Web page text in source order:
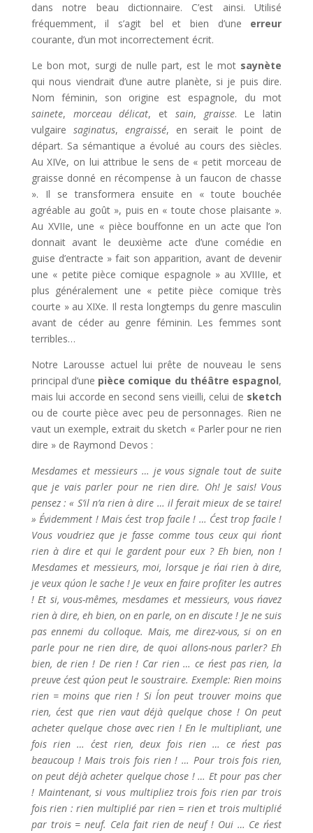
dans notre beau dictionnaire. C’est ainsi. Utilisé
fréquemment, il s’agit bel et bien d’une erreur
courante, d’un mot incorrectement écrit.
Le bon mot, surgi de nulle part, est le mot saynète
qui nous viendrait d’une autre planète, si je puis dire.
Nom féminin, son origine est espagnole, du mot
sainete, morceau délicat, et sain, graisse. Le latin
vulgaire saginatus, engraissé, en serait le point de
départ. Sa sémantique a évolué au cours des siècles.
Au XIVe, on lui attribue le sens de « petit morceau de
graisse donné en récompense à un faucon de chasse
». Il se transformera ensuite en « toute bouchée
agréable au goût », puis en « toute chose plaisante ».
Au XVIIe, une « pièce bouffonne en un acte que l’on
donnait avant le deuxième acte d’une comédie en
guise d’entracte » fait son apparition, avant de devenir
une « petite pièce comique espagnole » au XVIIIe, et
plus généralement une « petite pièce comique très
courte » au XIXe. Il resta longtemps du genre masculin
avant de céder au genre féminin. Les femmes sont
terribles…
Notre Larousse actuel lui prête de nouveau le sens
principal d’une pièce comique du théâtre espagnol,
mais lui accorde en second sens vieilli, celui de sketch
ou de courte pièce avec peu de personnages. Rien ne
vaut un exemple, extrait du sketch « Parler pour ne rien
dire » de Raymond Devos :
Mesdames et messieurs … je vous signale tout de suite
que je vais parler pour ne rien dire. Oh! Je sais! Vous
pensez : « S’il n’a rien à dire … il ferait mieux de se taire!
» Évidemment ! Mais c´est trop facile ! … C´est trop facile !
Vous voudriez que je fasse comme tous ceux qui n´ont
rien à dire et qui le gardent pour eux ? Eh bien, non !
Mesdames et messieurs, moi, lorsque je n´ai rien à dire,
je veux qu´on le sache ! Je veux en faire profiter les autres
! Et si, vous-mêmes, mesdames et messieurs, vous n´avez
rien à dire, eh bien, on en parle, on en discute ! Je ne suis
pas ennemi du colloque. Mais, me direz-vous, si on en
parle pour ne rien dire, de quoi allons-nous parler? Eh
bien, de rien ! De rien ! Car rien … ce n´est pas rien, la
preuve c´est qu´on peut le soustraire. Exemple: Rien moins
rien = moins que rien ! Si l´on peut trouver moins que
rien, c´est que rien vaut déjà quelque chose ! On peut
acheter quelque chose avec rien ! En le multipliant, une
fois rien … c´est rien, deux fois rien … ce n´est pas
beaucoup ! Mais trois fois rien ! … Pour trois fois rien,
on peut déjà acheter quelque chose ! … Et pour pas cher
! Maintenant, si vous multipliez trois fois rien par trois
fois rien : rien multiplié par rien = rien et trois multiplié
par trois = neuf. Cela fait rien de neuf ! Oui … Ce n´est